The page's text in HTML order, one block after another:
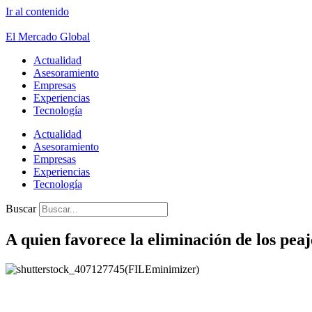
Ir al contenido
El Mercado Global
Actualidad
Asesoramiento
Empresas
Experiencias
Tecnología
Actualidad
Asesoramiento
Empresas
Experiencias
Tecnología
Buscar
A quien favorece la eliminación de los